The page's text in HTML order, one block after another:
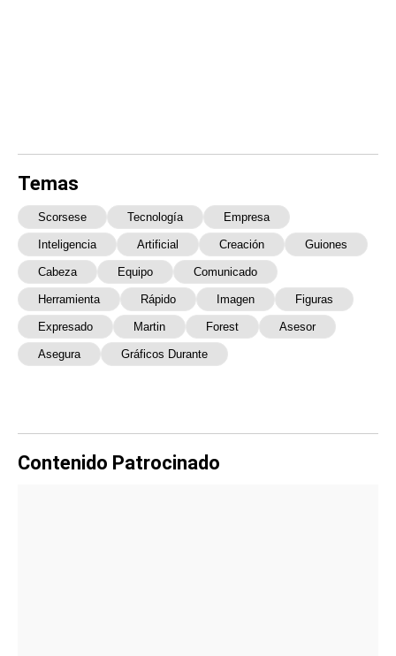
Temas
Scorsese Tecnología Empresa
Inteligencia Artificial Creación Guiones
Cabeza Equipo Comunicado
Herramienta Rápido Imagen Figuras
Expresado Martin Forest Asesor
Asegura Gráficos Durante
Contenido Patrocinado